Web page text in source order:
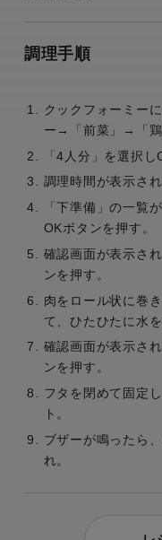
調理手順
クックフォーミー
ー→「前菜」→「鶏
「4人分」を選択し
調理時間が表示さ
「下準備」の一覧
OKボタンを押す。
確認画面が表示さ
ンを押す。
肉をロール状に巻
て、ひたひたに水
確認画面が表示さ
ンを押す。
フタを閉めて固定
ト。
ブザーが鳴ったら
れ。